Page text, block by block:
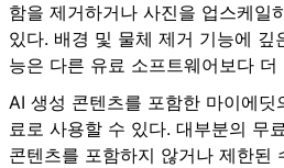
함을 제거하거나 사진을 업스케일
있다. 배경 및 물체 제거 기능에 깊
능은 다른 유료 소프트웨어보다 더
AI 생성 콘텐츠를 포함한 마이에딧
료로 사용할 수 있다. 대부분의 무
콘텐츠를 포함하지 않거나 제한된